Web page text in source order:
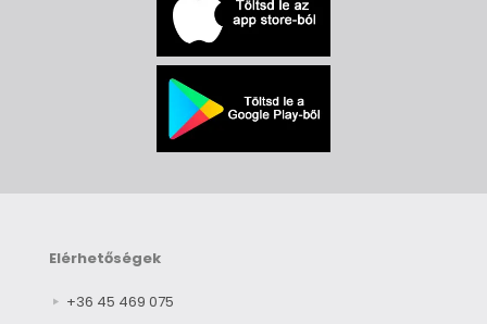
Elérhetőségek
+36 45 469 075